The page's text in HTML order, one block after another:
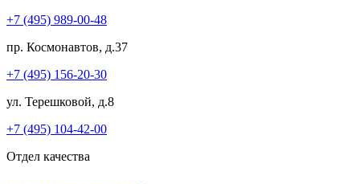
+7 (495) 989-00-48
пр. Космонавтов, д.37
+7 (495) 156-20-30
ул. Терешковой, д.8
+7 (495) 104-42-00
Отдел качества